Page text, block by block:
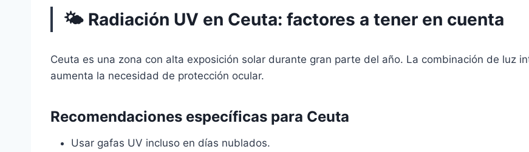
🌤️ Radiación UV en Ceuta: factores a tener en cuenta
Ceuta es una zona con alta exposición solar durante gran parte del año. La combinación de luz
aumenta la necesidad de protección ocular.
Recomendaciones específicas para Ceuta
Usar gafas UV incluso en días nublados.